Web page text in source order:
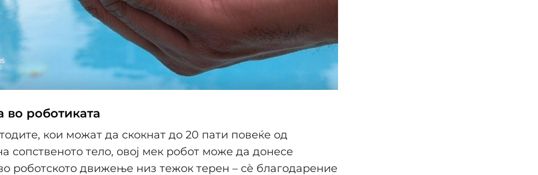
во роботиката
кои можат да скокнат до 20 пати повеќе од
сопственото тело, овој мек робот може да донесе
роботското движење низ тежок терен – сè благодарение